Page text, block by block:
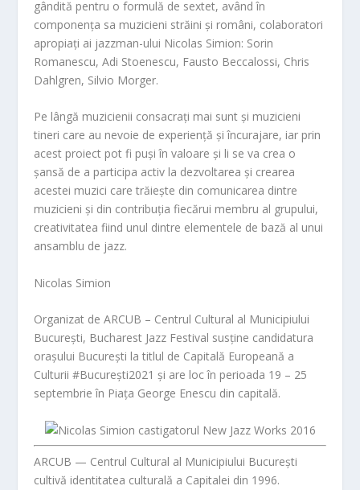
gândită pentru o formulă de sextet, având în
componența sa muzicieni străini și români, colaboratori
apropiați ai jazzman-ului Nicolas Simion: Sorin
Romanescu, Adi Stoenescu, Fausto Beccalossi, Chris
Dahlgren, Silvio Morger.
Pe lângă muzicienii consacrați mai sunt și muzicieni
tineri care au nevoie de experiență și încurajare, iar prin
acest proiect pot fi puși în valoare și li se va crea o
șansă de a participa activ la dezvoltarea și crearea
acestei muzici care trăiește din comunicarea dintre
muzicieni și din contribuția fiecărui membru al grupului,
creativitatea fiind unul dintre elementele de bază al unui
ansamblu de jazz.
Nicolas Simion
Organizat de ARCUB – Centrul Cultural al Municipiului
București, Bucharest Jazz Festival susține candidatura
orașului București la titlul de Capitală Europeană a
Culturii #București2021 și are loc în perioada 19 – 25
septembrie în Piața George Enescu din capitală.
ARCUB — Centrul Cultural al Municipiului București
cultivă identitatea culturală a Capitalei din 1996.